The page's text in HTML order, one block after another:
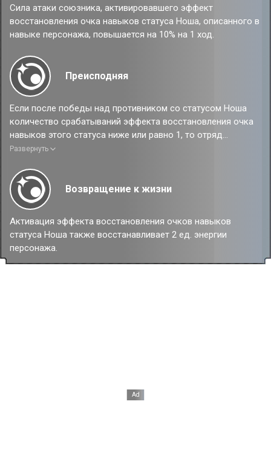
Сила атаки союзника, активировавшего эффект
восстановления очка навыков статуса Ноша, описанного в
навыке персонажа, повышается на 10% на 1 ход.
Преисподняя
Если после победы над противником со статусом Ноша
количество срабатываний эффекта восстановления очка
навыков этого статуса ниже или равно 1, то отряд
дополнительно восстанавливает 1 очко навыков.
Развернуть
Возвращение к жизни
Активация эффекта восстановления очков навыков
статуса Ноша также восстанавливает 2 ед. энергии
персонажа.